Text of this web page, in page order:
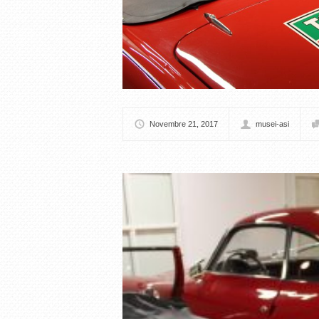
Novembre 21, 2017 musei-asi